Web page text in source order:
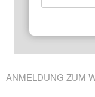
ANMELDUNG ZUM